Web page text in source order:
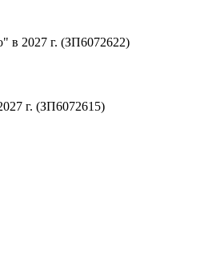
в 2027 г. (ЗП6072622)
г. (ЗП6072615)